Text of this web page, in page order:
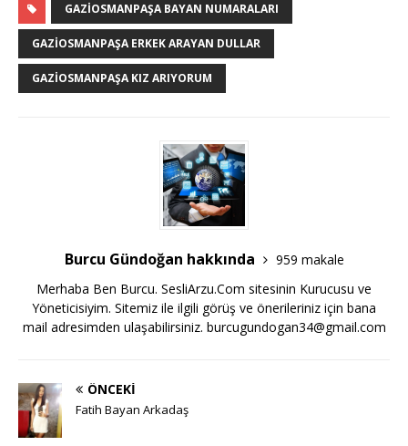
GAZIOSMANPAŞA BAYAN NUMARALARI
GAZIOSMANPAŞA ERKEK ARAYAN DULLAR
GAZIOSMANPAŞA KIZ ARIYORUM
Burcu Gündoğan hakkında
959 makale
Merhaba Ben Burcu. SesliArzu.Com sitesinin Kurucusu ve
Yöneticisiyim. Sitemiz ile ilgili görüş ve önerileriniz için bana
mail adresimden ulaşabilirsiniz. burcugundogan34@gmail.com
ÖNCEKI
Fatih Bayan Arkadaş